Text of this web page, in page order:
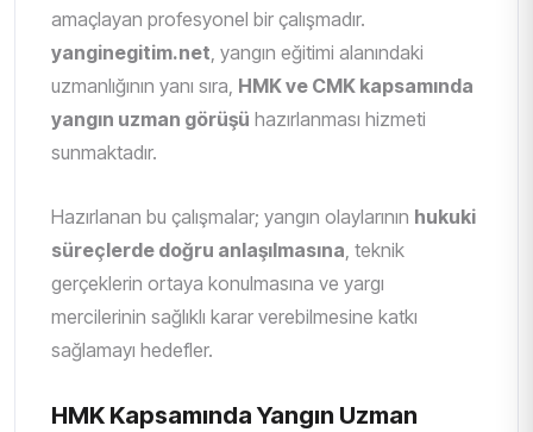
amaçlayan profesyonel bir çalışmadır.
yanginegitim.net, yangın eğitimi alanındaki
uzmanlığının yanı sıra, HMK ve CMK kapsamında
yangın uzman görüşü hazırlanması hizmeti
sunmaktadır.
Hazırlanan bu çalışmalar; yangın olaylarının hukuki
süreçlerde doğru anlaşılmasına, teknik
gerçeklerin ortaya konulmasına ve yargı
mercilerinin sağlıklı karar verebilmesine katkı
sağlamayı hedefler.
HMK Kapsamında Yangın Uzman